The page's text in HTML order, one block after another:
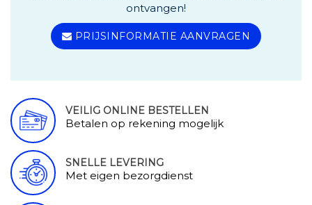
ontvangen!
PRIJSINFORMATIE AANVRAGEN
VEILIG ONLINE BESTELLEN
Betalen op rekening mogelijk
SNELLE LEVERING
Met eigen bezorgdienst